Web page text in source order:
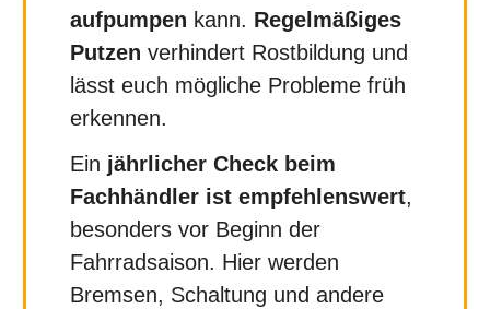
aufpumpen kann. Regelmäßiges
Putzen verhindert Rostbildung und
lässt euch mögliche Probleme früh
erkennen.
Ein jährlicher Check beim
Fachhändler ist empfehlenswert,
besonders vor Beginn der
Fahrradsaison. Hier werden
Bremsen, Schaltung und andere